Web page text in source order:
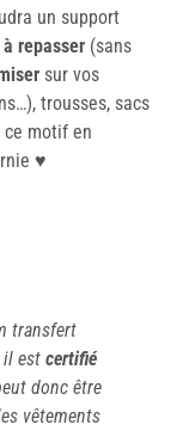
un support
repasser (sans
sur vos
trousses, sacs
motif en
♥️
transfert
il est certifié
donc être
vêtements